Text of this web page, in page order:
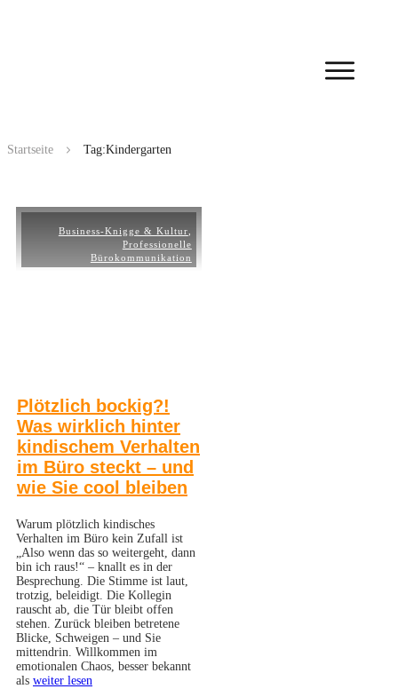
Startseite Tag:Kindergarten
Business-Knigge & Kultur
Professionelle
Bürokommunikation
Plötzlich bockig?!
Was wirklich hinter
kindischem Verhalten
im Büro steckt – und
wie Sie cool bleiben
Warum plötzlich kindisches
Verhalten im Büro kein Zufall ist
„Also wenn das so weitergeht, dann
bin ich raus!“ – knallt es in der
Besprechung. Die Stimme ist laut,
trotzig, beleidigt. Die Kollegin
rauscht ab, die Tür bleibt offen
stehen. Zurück bleiben betretene
Blicke, Schweigen – und Sie
mittendrin. Willkommen im
emotionalen Chaos, besser bekannt
als weiter lesen